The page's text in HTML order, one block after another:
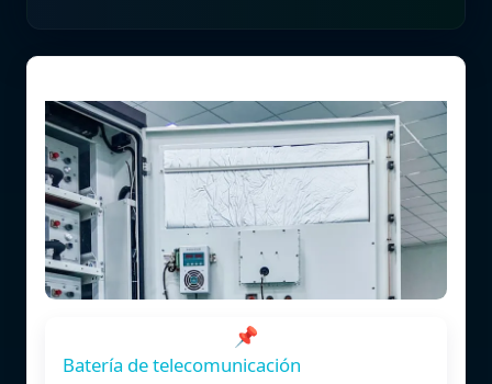
📌
Batería de telecomunicación